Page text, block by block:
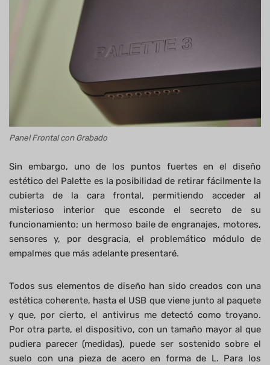
Panel Frontal con Grabado
Sin embargo, uno de los puntos fuertes en el diseño
estético del Palette es la posibilidad de retirar fácilmente la
cubierta de la cara frontal, permitiendo acceder al
misterioso interior que esconde el secreto de su
funcionamiento; un hermoso baile de engranajes, motores,
sensores y, por desgracia, el problemático módulo de
empalmes que más adelante presentaré.
Todos sus elementos de diseño han sido creados con una
estética coherente, hasta el USB que viene junto al paquete
y que, por cierto, el antivirus me detectó como troyano.
Por otra parte, el dispositivo, con un tamaño mayor al que
pudiera parecer (medidas), puede ser sostenido sobre el
suelo con una pieza de acero en forma de L. Para los